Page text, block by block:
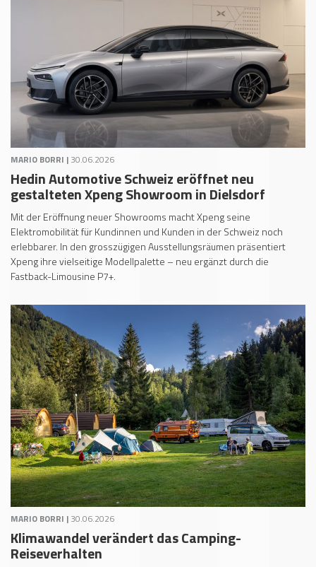
MARIO BORRI | 30.06.2026
Hedin Automotive Schweiz eröffnet neu
gestalteten Xpeng Showroom in Dielsdorf
Mit der Eröffnung neuer Showrooms macht Xpeng seine
Elektromobilität für Kundinnen und Kunden in der Schweiz noch
erlebbarer. In den grosszügigen Ausstellungsräumen präsentiert
Xpeng ihre vielseitige Modellpalette – neu ergänzt durch die
Fastback-Limousine P7+.
MARIO BORRI | 30.06.2026
Klimawandel verändert das Camping-
Reiseverhalten